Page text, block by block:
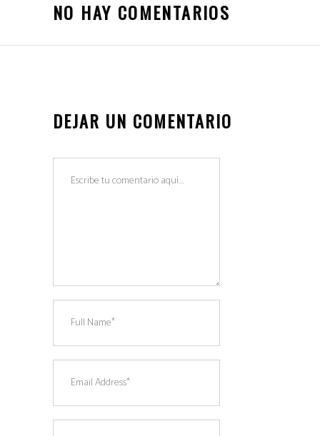
NO HAY COMENTARIOS
DEJAR UN COMENTARIO